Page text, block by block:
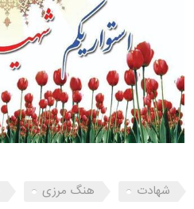
شهادت هنگ مرزی